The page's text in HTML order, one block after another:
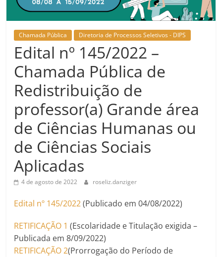
Chamada Pública Diretoria de Processos Seletivos - DIPS
Edital nº 145/2022 –
Chamada Pública de
Redistribuição de
professor(a) Grande área
de Ciências Humanas ou
de Ciências Sociais
Aplicadas
4 de agosto de 2022 roseliz.danziger
Edital nº 145/2022(Publicado em 04/08/2022)
RETIFICAÇÃO 1 (Escolaridade e Titulação exigida –
Publicada em 8/09/2022)
RETIFICAÇÃO 2(Prorrogação do Período de